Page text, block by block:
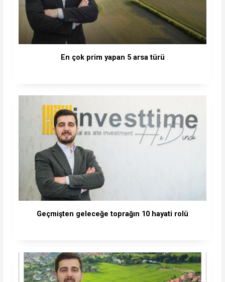
En çok prim yapan 5 arsa türü
Geçmişten geleceğe toprağın 10 hayati rolü